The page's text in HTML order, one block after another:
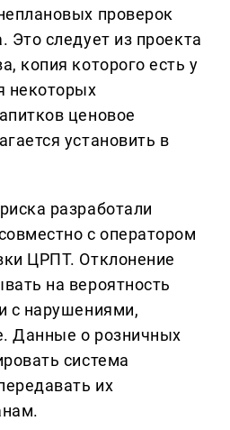
проверок
Это следует из проекта
копия которого есть у
некоторых
ценовое
установить в
разработали
с оператором
ЦРПТ. Отклонение
на вероятность
с нарушениями,
Данные о розничных
система
их